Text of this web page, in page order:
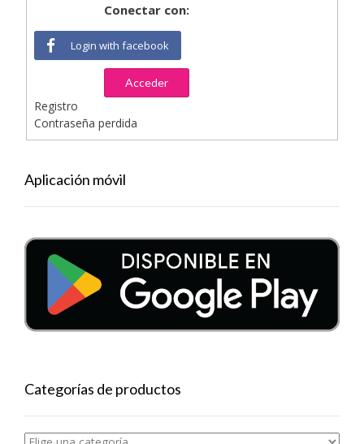
Conectar con:
Login with facebook
Acceder
Registro
Contraseña perdida
Aplicación móvil
Categorías de productos